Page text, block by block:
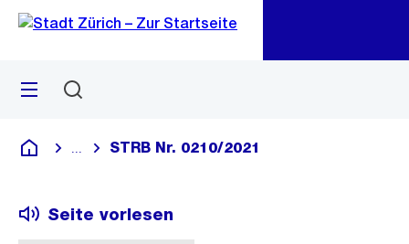
Navigation
Sprunglink
Menü
Deutsch
Blende alle Breadcrumbs ein
STRB Nr. 0210/2021
Seite vorlesen